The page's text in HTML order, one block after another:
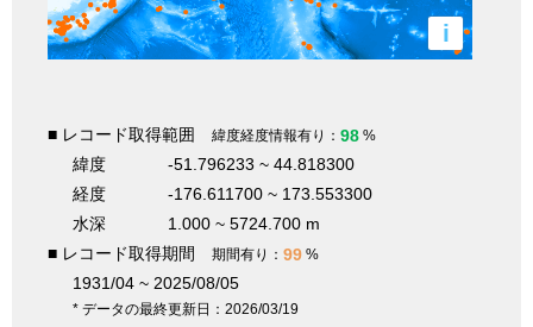
i
■ レコード取得範囲 緯度経度情報有り： 98 %
緯度
-51.796233 ~ 44.818300
経度
-176.611700 ~ 173.553300
水深
1.000 ~ 5724.700 m
■ レコード取得期間
期間有り： 99 %
1931/04 ~ 2025/08/05
* データの最終更新日：2026/03/19